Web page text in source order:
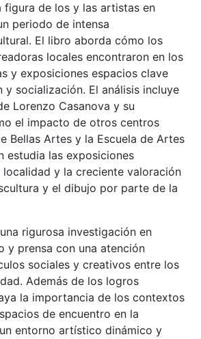
figura de los y las artistas en
periodo de intensa
El libro aborda cómo los
locales encontraron en los
y exposiciones espacios clave
y socialización. El análisis incluye
Lorenzo Casanova y su
el impacto de otros centros
Bellas Artes y la Escuela de Artes
estudia las exposiciones
localidad y la creciente valoración
y el dibujo por parte de la
rigurosa investigación en
y prensa con una atención
sociales y creativos entre los
Además de los logros
la importancia de los contextos
de encuentro en la
entorno artístico dinámico y